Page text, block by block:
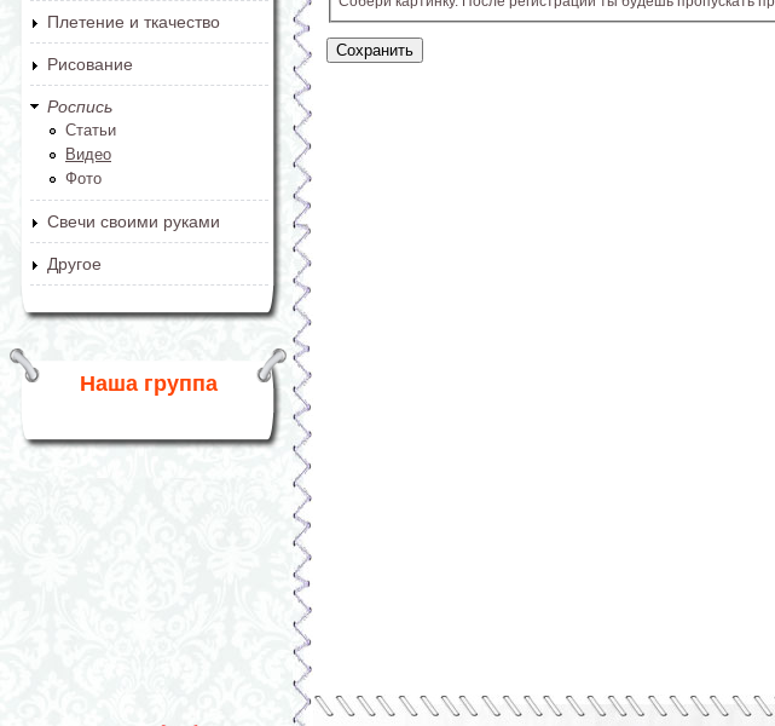
Плетение и ткачество
Рисование
Роспись
Статьи
Видео
Фото
Свечи своими руками
Другое
Наша группа